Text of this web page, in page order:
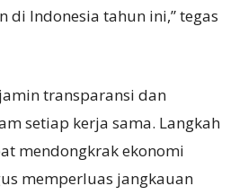
di Indonesia tahun ini,” tegas
transparansi dan
setiap kerja sama. Langkah
mendongkrak ekonomi
memperluas jangkauan